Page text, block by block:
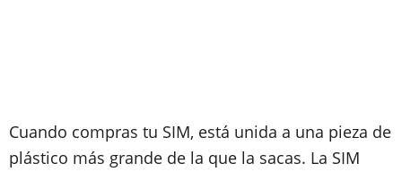
Cuando compras tu SIM, está unida a una pieza de
plástico más grande de la que la sacas. La SIM